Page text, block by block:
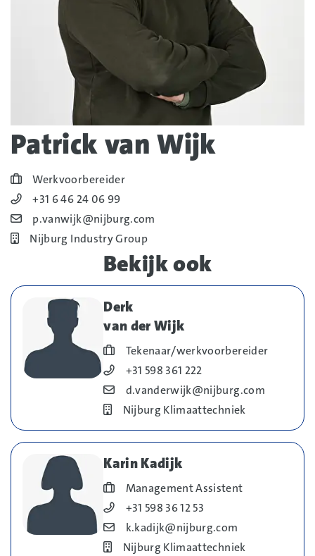
Patrick van Wijk
Blog_field_Functie
Werkvoorbereider
Blog_field_Telefoonnummer
+31 6 46 24 06 99
Blog_field_E-mail
p.vanwijk@nijburg.com
BedrijfNijburg Industry Group
Bekijk ook
Derk
van der Wijk
Blog_field_Functie
Tekenaar/werkvoorbereider
Blog_field_Telefoonnummer
+31 598 361 222
Blog_field_E-mail
d.vanderwijk@nijburg.com
BedrijfNijburg Klimaattechniek
Karin Kadijk
Blog_field_Functie
Management Assistent
Blog_field_Telefoonnummer
+31 598 36 12 53
Blog_field_E-mail
k.kadijk@nijburg.com
BedrijfNijburg Klimaattechniek